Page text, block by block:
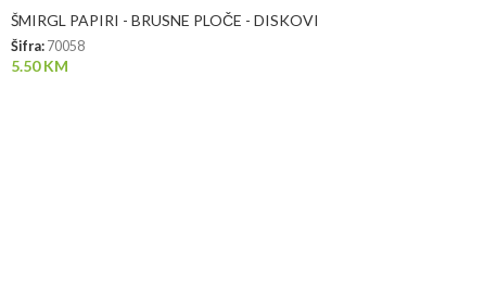
ŠMIRGL PAPIRI - BRUSNE PLOČE - DISKOVI
Šifra: 70058
5.50KM